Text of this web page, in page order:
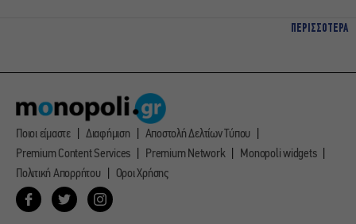
ΠΕΡΙΣΣΟΤΕΡΑ
Ποιοι είμαστε Διαφήμιση
Αποστολή Δελτίων Τύπου
Premium Content Services
Premium Network
Monopoli widgets
Πολιτική Απορρήτου
Οροι Χρήσης